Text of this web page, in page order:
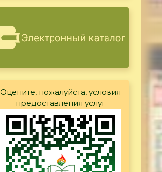
Оцените, пожалуйста, условия
предоставления услуг